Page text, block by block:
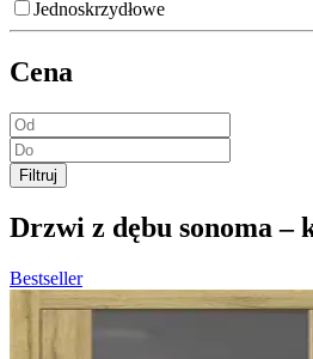
Jednoskrzydłowe
Cena
Filtruj
Drzwi z dębu sonoma –
Bestseller